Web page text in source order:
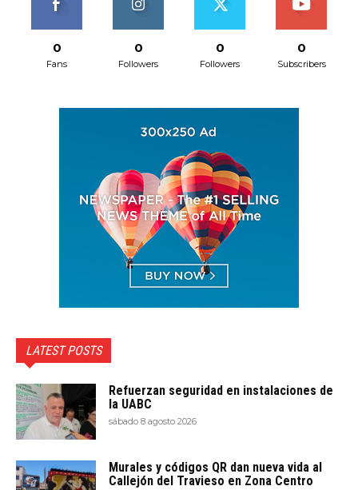
0
Fans
0
Followers
0
Followers
0
Subscribers
LATEST POSTS
Refuerzan seguridad en instalaciones de
la UABC
sábado 8 agosto 2026
Murales y códigos QR dan nueva vida al
Callejón del Travieso en Zona Centro